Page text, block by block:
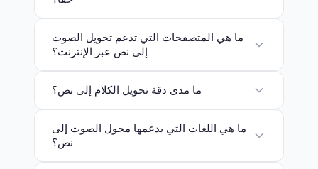
ما هي المتصفحات التي تدعم تحويل الصوت
إلى نص عبر الإنترنت؟
ما مدى دقة تحويل الكلام إلى نص؟
ما هي اللغات التي يدعمها محول الصوت إلى
نص؟